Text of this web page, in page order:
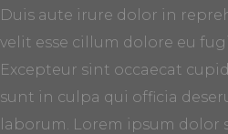
Duis aute irure dolor in
velit esse cillum dolore eu
Excepteur sint occaecat
sunt in culpa qui officia
laborum. Lorem ipsum dolor